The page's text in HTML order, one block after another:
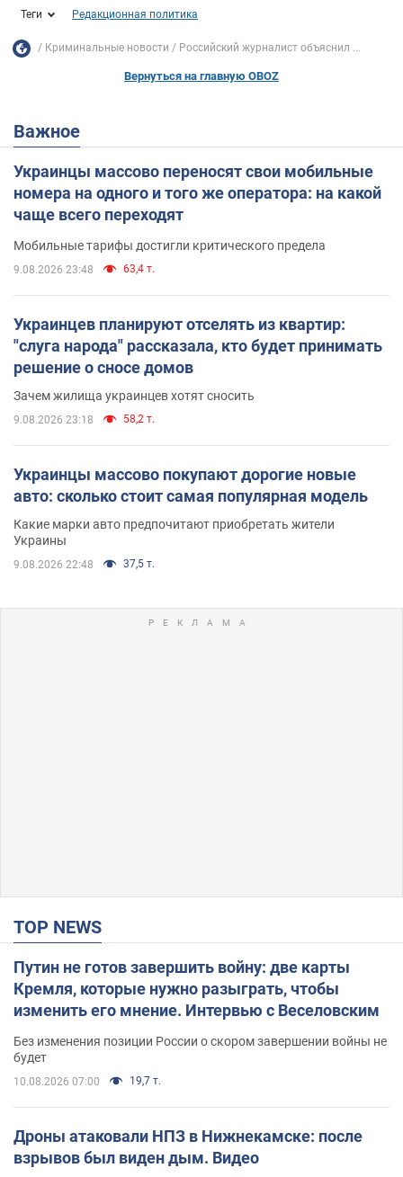
Теги Редакционная политика
Криминальные новости Российский журналист объяснил ...
Вернуться на главную OBOZ
Важное
Украинцы массово переносят свои мобильные
номера на одного и того же оператора: на какой
чаще всего переходят
Мобильные тарифы достигли критического предела
9.08.2026 23:48 63,4 т.
Украинцев планируют отселять из квартир:
"слуга народа" рассказала, кто будет принимать
решение о сносе домов
Зачем жилища украинцев хотят сносить
9.08.2026 23:18 58,2 т.
Украинцы массово покупают дорогие новые
авто: сколько стоит самая популярная модель
Какие марки авто предпочитают приобретать жители
Украины
9.08.2026 22:48 37,5 т.
TOP NEWS
Путин не готов завершить войну: две карты
Кремля, которые нужно разыграть, чтобы
изменить его мнение. Интервью с Веселовским
Без изменения позиции России о скором завершении войны не
будет
10.08.2026 07:00 19,7 т.
Дроны атаковали НПЗ в Нижнекамске: после
взрывов был виден дым. Видео